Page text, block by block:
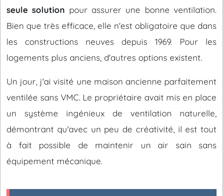
seule solution pour assurer une bonne ventilation.
Bien que très efficace, elle n'est obligatoire que dans
les constructions neuves depuis 1969. Pour les
logements plus anciens, d'autres options existent.
Un jour, j'ai visité une maison ancienne parfaitement
ventilée sans VMC. Le propriétaire avait mis en place
un système ingénieux de ventilation naturelle,
démontrant qu'avec un peu de créativité, il est tout
à fait possible de maintenir un air sain sans
équipement mécanique.